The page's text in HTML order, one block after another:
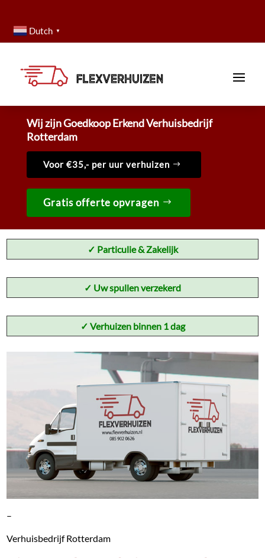
Dutch ▼
Wij zijn Goedkoop Erkend Verhuisbedrijf
Rotterdam
Voor €35,- per uur verhuizen
Gratis offerte opvragen
✓ Particulie & Zakelijk
✓ Uw spullen verzekerd
✓ Verhuizen binnen 1 dag
–
Verhuisbedrijf Rotterdam